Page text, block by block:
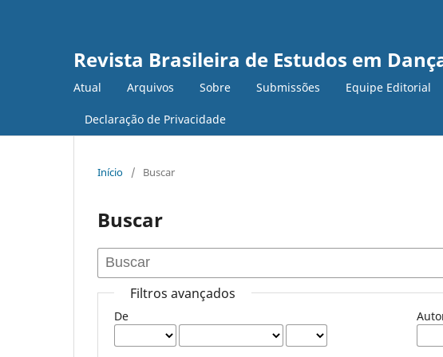
Revista Brasileira de Estudos em
Atual Arquivos Sobre Submissões Equipe Editorial
Declaração de Privacidade
Início / Buscar
Buscar
Filtros avançados
De